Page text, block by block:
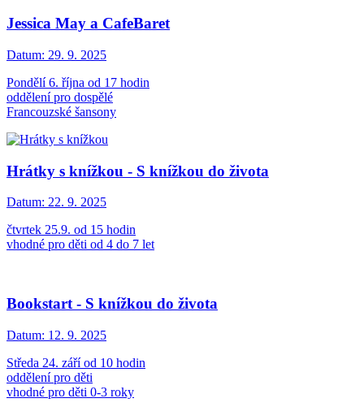
Jessica May a CafeBaret
Datum: 29. 9. 2025
Pondělí 6. října od 17 hodin
oddělení pro dospělé
Francouzské šansony
Hrátky s knížkou - S knížkou do života
Datum: 22. 9. 2025
čtvrtek 25.9. od 15 hodin
vhodné pro děti od 4 do 7 let
Bookstart - S knížkou do života
Datum: 12. 9. 2025
Středa 24. září od 10 hodin
oddělení pro děti
vhodné pro děti 0-3 roky